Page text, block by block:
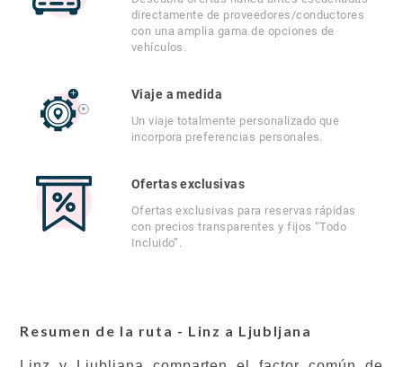
directamente de proveedores/conductores
con una amplia gama de opciones de
vehículos.
Viaje a medida
Un viaje totalmente personalizado que
incorpora preferencias personales.
Ofertas exclusivas
Ofertas exclusivas para reservas rápidas
con precios transparentes y fijos “Todo
Incluido”.
Resumen de la ruta - Linz a Ljubljana